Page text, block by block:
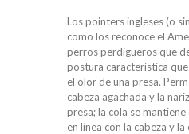
Los pointers ingleses (o
como los reconoce el
perros perdigueros que
postura característica
el olor de una presa.
cabeza agachada y la
presa; la cola se
en línea con la cabeza y